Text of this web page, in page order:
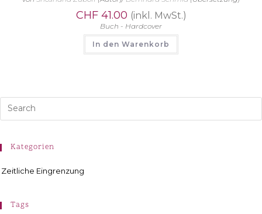
CHF41.00 (inkl. MwSt.)
Buch - Hardcover
In den Warenkorb
Kategorien
Zeitliche Eingrenzung
Tags